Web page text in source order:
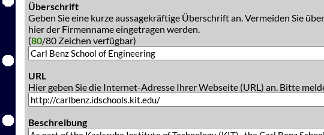
Überschrift
Geben Sie eine kurze aussagekräftige Überschrift an. Vermeiden Sie
hier der Firmenname eingetragen werden.
(80/80 Zeichen verfügbar)
URL
Hier geben Sie die Internet-Adresse Ihrer Webseite (URL) an. Bitte
Beschreibung